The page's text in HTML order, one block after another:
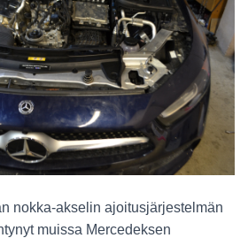
nokka-akselin ajoitusjärjestelmän
muissa Mercedeksen